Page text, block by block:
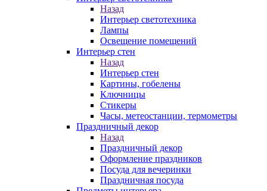
Назад
Интерьер светотехника
Лампы
Освещение помещений
Интерьер стен
Назад
Интерьер стен
Картины, гобелены
Ключницы
Стикеры
Часы, метеостанции, термометры
Праздничный декор
Назад
Праздничный декор
Оформление праздников
Посуда для вечеринки
Праздничная посуда